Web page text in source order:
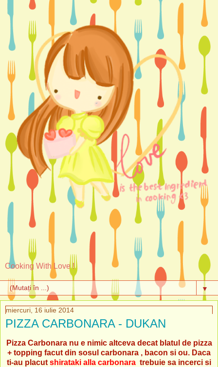
Cooking With Love !
▼
miercuri, 16 iulie 2014
PIZZA CARBONARA - DUKAN
Pizza Carbonara nu e nimic altceva decat blatul de pizza
+ topping facut din sosul carbonara , bacon si ou. Daca
ti-au placut shirataki alla carbonara trebuie sa incerci si